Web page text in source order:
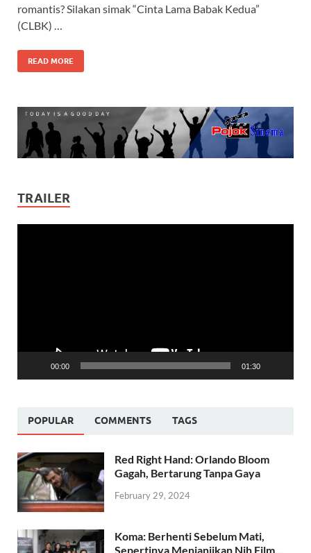
romantis? Silakan simak “Cinta Lama Babak Kedua”
(CLBK) …
READ MORE
TRAILER
00:00 01:30
POPULAR COMMENTS TAGS
Red Right Hand: Orlando Bloom
Gagah, Bertarung Tanpa Gaya
February 29, 2024
Koma: Berhenti Sebelum Mati,
Sepertinya Menjanjikan Nih Film…